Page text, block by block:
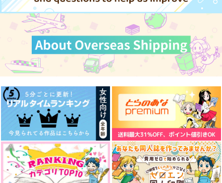
サンプル
カート
サンプル サンプル
鶯丸のおしゃれ七変化
モンスーン
BLOOM BLOOM
89商事
あふるる恋慕
ATARAYO